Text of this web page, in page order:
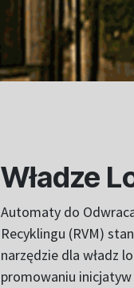
Władze
Automaty do
Recyklingu (RVM)
narzędzie dla władz
promowaniu inicjatyw